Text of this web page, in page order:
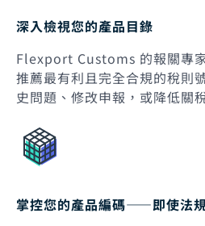
深入檢視您的產品目錄
Flexport Customs 的報關專
推薦最有利且完全合規的稅則
史問題、修改申報，或降低關
掌控您的產品編碼——即使法